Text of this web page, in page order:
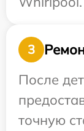
3
После
точную